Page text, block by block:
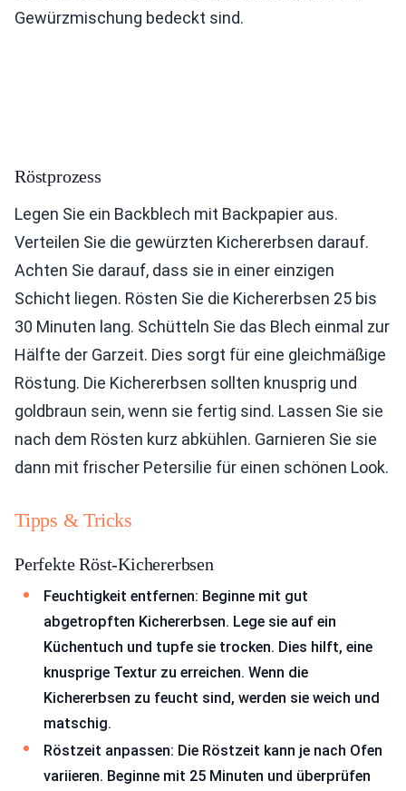
Gewürzmischung bedeckt sind.
Röstprozess
Legen Sie ein Backblech mit Backpapier aus.
Verteilen Sie die gewürzten Kichererbsen darauf.
Achten Sie darauf, dass sie in einer einzigen
Schicht liegen. Rösten Sie die Kichererbsen 25 bis
30 Minuten lang. Schütteln Sie das Blech einmal zur
Hälfte der Garzeit. Dies sorgt für eine gleichmäßige
Röstung. Die Kichererbsen sollten knusprig und
goldbraun sein, wenn sie fertig sind. Lassen Sie sie
nach dem Rösten kurz abkühlen. Garnieren Sie sie
dann mit frischer Petersilie für einen schönen Look.
Tipps & Tricks
Perfekte Röst-Kichererbsen
Feuchtigkeit entfernen: Beginne mit gut
abgetropften Kichererbsen. Lege sie auf ein
Küchentuch und tupfe sie trocken. Dies hilft, eine
knusprige Textur zu erreichen. Wenn die
Kichererbsen zu feucht sind, werden sie weich und
matschig.
Röstzeit anpassen: Die Röstzeit kann je nach Ofen
variieren. Beginne mit 25 Minuten und überprüfen